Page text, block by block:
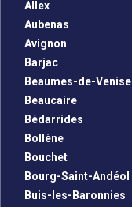
Allex
Aubenas
Avignon
Barjac
Beaumes-de-Venise
Beaucaire
Bédarrides
Bollène
Bouchet
Bourg-Saint-Andéol
Buis-les-Baronnies